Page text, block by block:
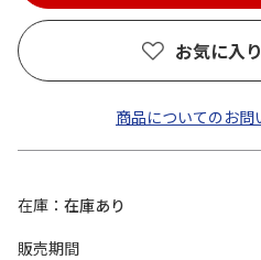
お気に入
商品についてのお問
在庫
在庫あり
販売期間